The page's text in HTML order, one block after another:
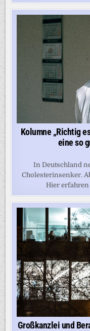
Kolumne „Richtig
eine so
In Deutschland
Cholesterinsenker.
Hier erfahren
Großkanzlei und